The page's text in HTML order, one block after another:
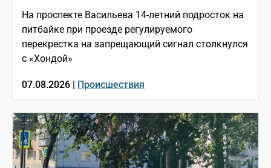
На проспекте Васильева 14-летний подросток на
питбайке при проезде регулируемого
перекрестка на запрещающий сигнал столкнулся
с «Хондой»
07.08.2026 | Происшествия